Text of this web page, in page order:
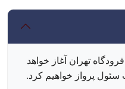
تهران آغاز خواهد
پرواز خواهیم کرد.